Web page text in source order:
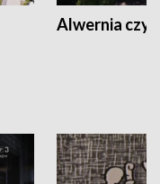
Alwernia